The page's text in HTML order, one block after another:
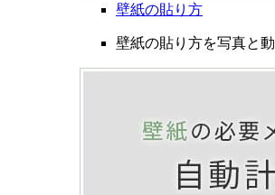
壁紙の貼り方
壁紙の貼り方を写真と